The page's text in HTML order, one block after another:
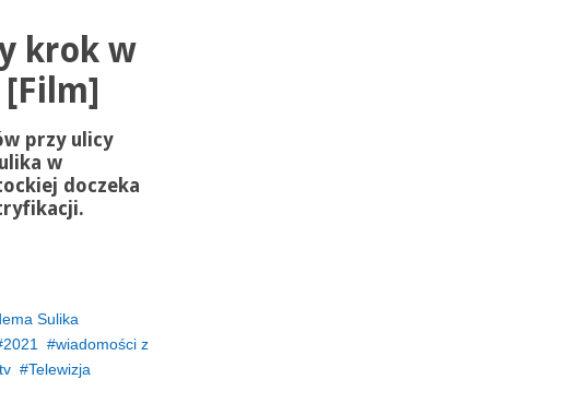
krok w
przy ulicy
w
doczeka
Sulika
2021
wiadomości z
Telewizja